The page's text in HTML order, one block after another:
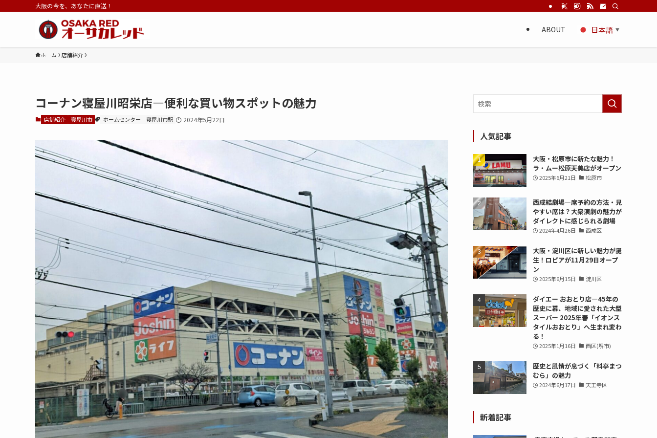
大阪の今を、あなたに直送！
ABOUT 日本語 ▼
ホーム 店舗紹介
コーナン寝屋川昭栄店—便利な買い物スポットの魅力
店舗紹介 寝屋川市 ホームセンター 寝屋川市駅 2024年5月22日
人気記事
大阪・松原市に新たな魅力！
ラ・ムー松原天美店がオープン
2025年6月21日 松原市
西成結劇場—席予約の方法・見
やすい席は？大衆演劇の魅力が
ダイレクトに感じられる劇場
2024年4月26日 西成区
大阪・淀川区に新しい魅力が誕
生！ロピアが11月29日オープ
ン
2025年6月15日 淀川区
ダイエー おおとり店—45年の
歴史に幕、地域に愛された大型
スーパー 2025年春「イオンス
タイルおおとり」へ生まれ変わ
る！
2025年1月16日 西区(堺市)
歴史と風情が息づく「料亭まつ
むら」の魅力
2024年6月17日 天王寺区
新着記事